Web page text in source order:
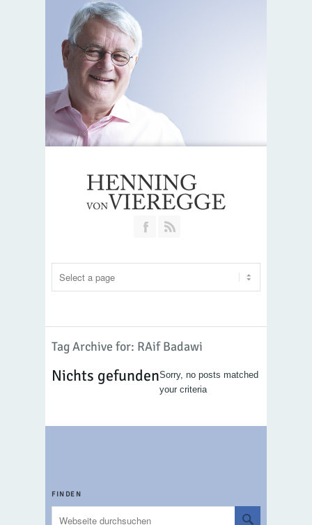
Join our Facebook Group
Tag Archive for: RAif Badawi
Nichts gefundenSorry, no posts matched
your criteria
FINDEN